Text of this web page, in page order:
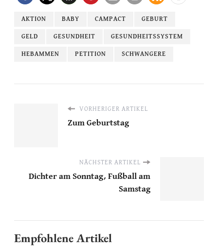
AKTION BABY CAMPACT GEBURT
GELD GESUNDHEIT GESUNDHEITSSYSTEM
HEBAMMEN PETITION SCHWANGERE
VORHERIGER ARTIKEL
Zum Geburtstag
NÄCHSTER ARTIKEL
Dichter am Sonntag, Fußball am
Samstag
Empfohlene Artikel